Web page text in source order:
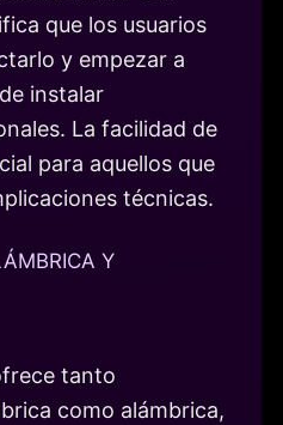
que los usuarios
y empezar a
instalar
La facilidad de
para aquellos que
técnicas.
Y
tanto
como alámbrica,